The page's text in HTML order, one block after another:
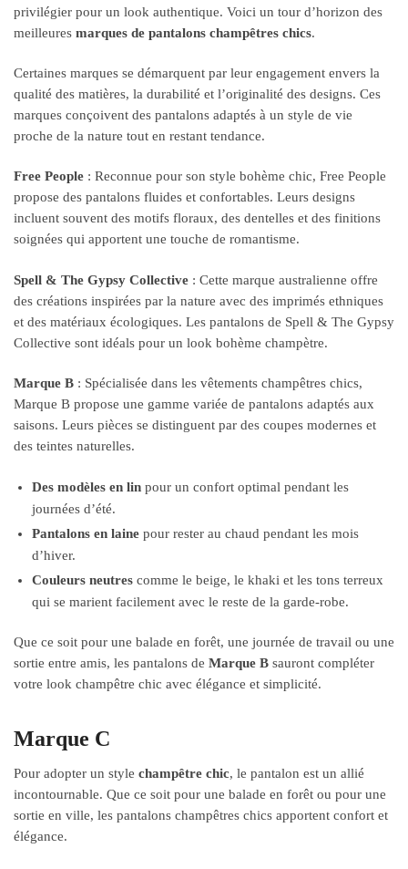
privilégier pour un look authentique. Voici un tour d’horizon des
meilleures marques de pantalons champêtres chics.
Certaines marques se démarquent par leur engagement envers la
qualité des matières, la durabilité et l’originalité des designs. Ces
marques conçoivent des pantalons adaptés à un style de vie
proche de la nature tout en restant tendance.
Free People : Reconnue pour son style bohème chic, Free People
propose des pantalons fluides et confortables. Leurs designs
incluent souvent des motifs floraux, des dentelles et des finitions
soignées qui apportent une touche de romantisme.
Spell & The Gypsy Collective : Cette marque australienne offre
des créations inspirées par la nature avec des imprimés ethniques
et des matériaux écologiques. Les pantalons de Spell & The Gypsy
Collective sont idéals pour un look bohème champètre.
Marque B : Spécialisée dans les vêtements champêtres chics,
Marque B propose une gamme variée de pantalons adaptés aux
saisons. Leurs pièces se distinguent par des coupes modernes et
des teintes naturelles.
Des modèles en lin pour un confort optimal pendant les
journées d’été.
Pantalons en laine pour rester au chaud pendant les mois
d’hiver.
Couleurs neutres comme le beige, le khaki et les tons terreux
qui se marient facilement avec le reste de la garde-robe.
Que ce soit pour une balade en forêt, une journée de travail ou une
sortie entre amis, les pantalons de Marque B sauront compléter
votre look champêtre chic avec élégance et simplicité.
Marque C
Pour adopter un style champêtre chic, le pantalon est un allié
incontournable. Que ce soit pour une balade en forêt ou pour une
sortie en ville, les pantalons champêtres chics apportent confort et
élégance.